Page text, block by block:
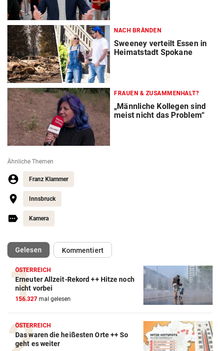
NACH BRÄNDEN
Sweeney verteilt Essen in
Heimatstadt Spokane
FRAUEN & ZUSAMMENHALT?
„Männliche Kollegen sind
meist nicht das Problem“
Ähnliche Themen
Franz Klammer
Innsbruck
Kamera
Gelesen(ausgewählt)Kommentiert
ÖSTERREICH
Erneuter Allzeit-Rekord ++ Hitze noch
nicht vorbei
156.327 mal gelesen
ÖSTERREICH
Das waren die heißesten Orte ++ So
geht es weiter